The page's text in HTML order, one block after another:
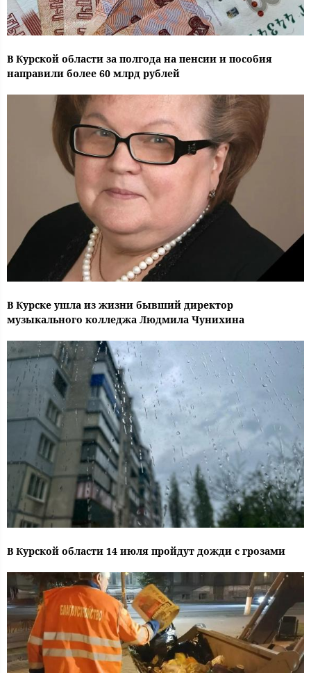
В Курской области за полгода на пенсии и пособия
направили более 60 млрд рублей
В Курске ушла из жизни бывший директор
музыкального колледжа Людмила Чунихина
В Курской области 14 июля пройдут дожди с грозами